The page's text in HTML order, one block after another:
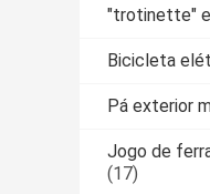
"trotinette"
Bicicleta
Pá exterior
Jogo de
(17)